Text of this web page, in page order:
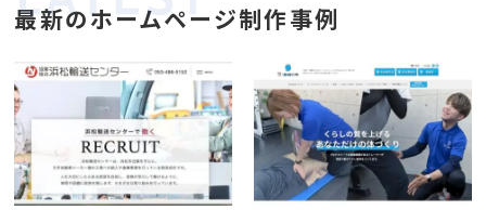
最新のホームページ制作事例